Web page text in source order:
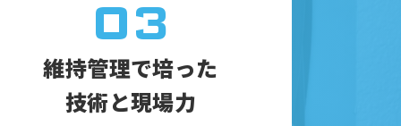
03
維持管理で培った
技術と現場力